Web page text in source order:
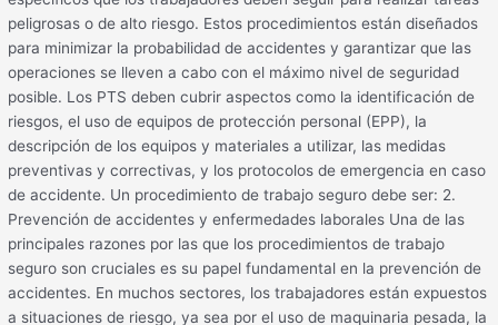
peligrosas o de alto riesgo. Estos procedimientos están diseñados
para minimizar la probabilidad de accidentes y garantizar que las
operaciones se lleven a cabo con el máximo nivel de seguridad
posible. Los PTS deben cubrir aspectos como la identificación de
riesgos, el uso de equipos de protección personal (EPP), la
descripción de los equipos y materiales a utilizar, las medidas
preventivas y correctivas, y los protocolos de emergencia en caso
de accidente. Un procedimiento de trabajo seguro debe ser: 2.
Prevención de accidentes y enfermedades laborales Una de las
principales razones por las que los procedimientos de trabajo
seguro son cruciales es su papel fundamental en la prevención de
accidentes. En muchos sectores, los trabajadores están expuestos
a situaciones de riesgo, ya sea por el uso de maquinaria pesada, la